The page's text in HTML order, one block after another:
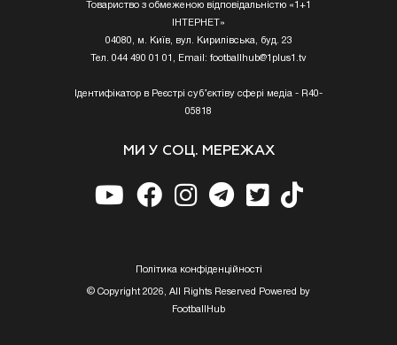
Товариство з обмеженою відповідальністю «1+1
ІНТЕРНЕТ»
04080, м. Київ, вул. Кирилівська, буд. 23
Тел. 044 490 01 01, Email: footballhub@1plus1.tv
Ідентифікатор в Реєстрі суб’єктіву сфері медіа - R40-
05818
МИ У СОЦ. МЕРЕЖАХ
Полiтика конфiденцiйностi
© Copyright 2026, All Rights Reserved Powered by
FootballHub